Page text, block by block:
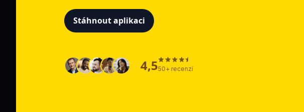
Stáhnout aplikaci
4,550+ recenzí